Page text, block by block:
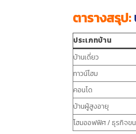
ตารางสรุป:
ประเภทบ้าน
บ้านเดี่ยว
ทาวน์โฮม
คอนโด
บ้านผู้สูงอายุ
โฮมออฟฟิศ / ธุรกิจขน